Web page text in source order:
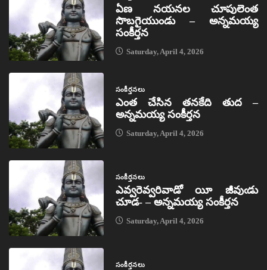
ఏణ నయనల చూపులెంత
సొబగైయుండు – అన్నమయ్య
సంకీర్తన
Saturday, April 4, 2026
సంకీర్తనలు
ఎంత చేసిన తనకేది తుద –
అన్నమయ్య సంకీర్తన
Saturday, April 4, 2026
సంకీర్తనలు
ఎవ్వరెవ్వరివాడో యీ జీవుఁడు
చూడ- – అన్నమయ్య సంకీర్తన
Saturday, April 4, 2026
సంకీర్తనలు